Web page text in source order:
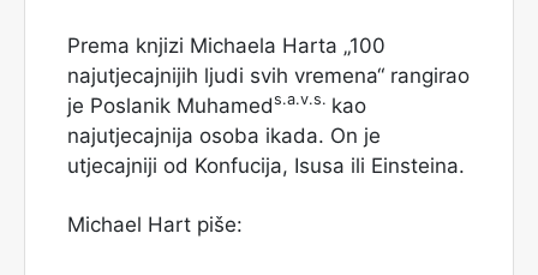
Prema knjizi Michaela Harta „100
najutjecajnijih ljudi svih vremena“ rangirao
je Poslanik Muhameds.a.v.s. kao
najutjecajnija osoba ikada. On je
utjecajniji od Konfucija, Isusa ili Einsteina.
Michael Hart piše: